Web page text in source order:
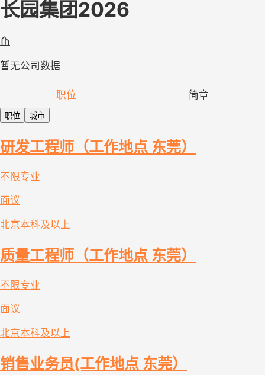
长园集团2026
暂无公司数据
职位 简章
职位 城市
研发工程师（工作地点 东莞）
不限专业
面议
北京本科及以上
质量工程师（工作地点 东莞）
不限专业
面议
北京本科及以上
销售业务员(工作地点 东莞）